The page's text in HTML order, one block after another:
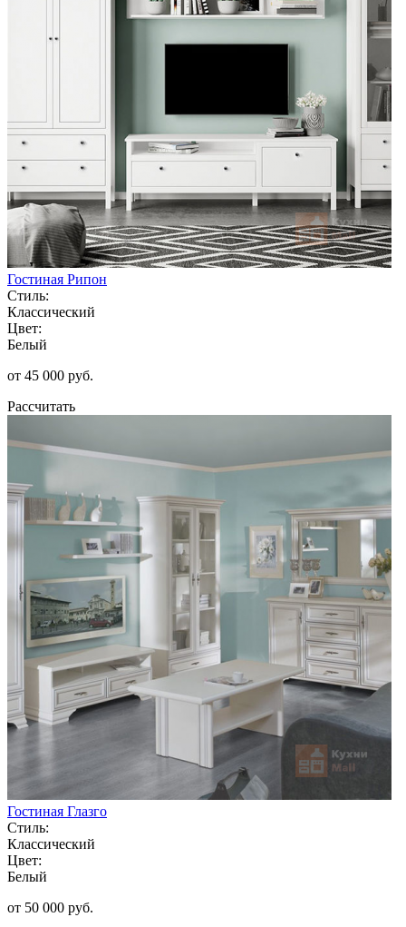
Гостиная Рипон
Стиль:
Классический
Цвет:
Белый
от 45 000 руб.
Рассчитать
Гостиная Глазго
Стиль:
Классический
Цвет:
Белый
от 50 000 руб.